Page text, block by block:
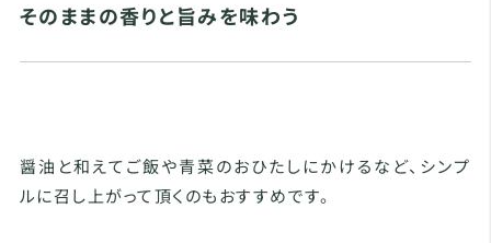
そのままの香りと旨みを味わう
醤油と和えてご飯や青菜のおひたしにかけるなど、シンプ
ルに召し上がって頂くのもおすすめです。